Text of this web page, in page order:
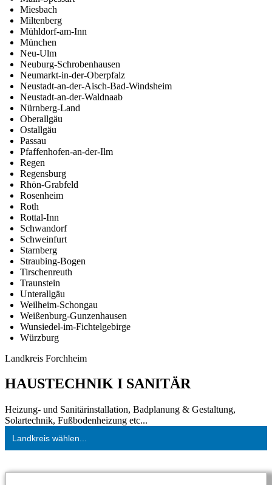
Miesbach
Miltenberg
Mühldorf-am-Inn
München
Neu-Ulm
Neuburg-Schrobenhausen
Neumarkt-in-der-Oberpfalz
Neustadt-an-der-Aisch-Bad-Windsheim
Neustadt-an-der-Waldnaab
Nürnberg-Land
Oberallgäu
Ostallgäu
Passau
Pfaffenhofen-an-der-Ilm
Regen
Regensburg
Rhön-Grabfeld
Rosenheim
Roth
Rottal-Inn
Schwandorf
Schweinfurt
Starnberg
Straubing-Bogen
Tirschenreuth
Traunstein
Unterallgäu
Weilheim-Schongau
Weißenburg-Gunzenhausen
Wunsiedel-im-Fichtelgebirge
Würzburg
Landkreis Forchheim
HAUSTECHNIK I SANITÄR
Heizung- und Sanitärinstallation, Badplanung & Gestaltung,
Solartechnik, Fußbodenheizung etc...
Landkreis wählen...